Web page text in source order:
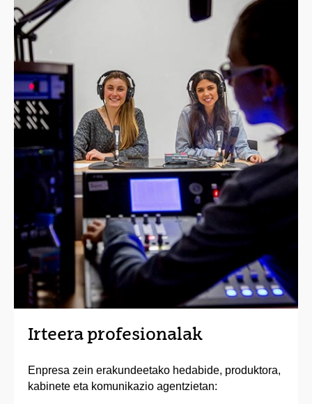
Irteera profesionalak
Enpresa zein erakundeetako hedabide, produktora,
kabinete eta komunikazio agentzietan: